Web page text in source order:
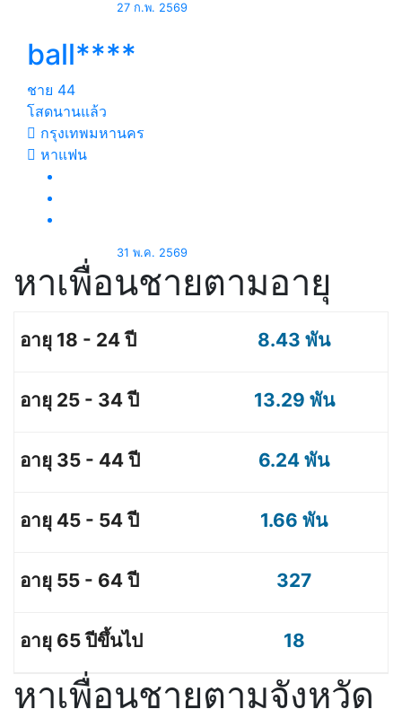
27 ก.พ. 2569
ball****
ชาย 44
โสดนานแล้ว
กรุงเทพมหานคร
หาแฟน
31 พ.ค. 2569
หาเพื่อนชายตามอายุ
8.43 พัน
13.29 พัน
6.24 พัน
1.66 พัน
327
18
หาเพื่อนชายตามจังหวัด